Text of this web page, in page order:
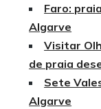
Faro:
Algarve
Visitar
de praia
Sete
Algarve